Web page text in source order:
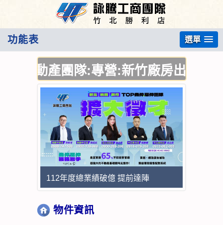
功能表 選單
產團隊:專營:新竹廠房出售,新竹
112年度總業績破億 提前達陣
物件資訊